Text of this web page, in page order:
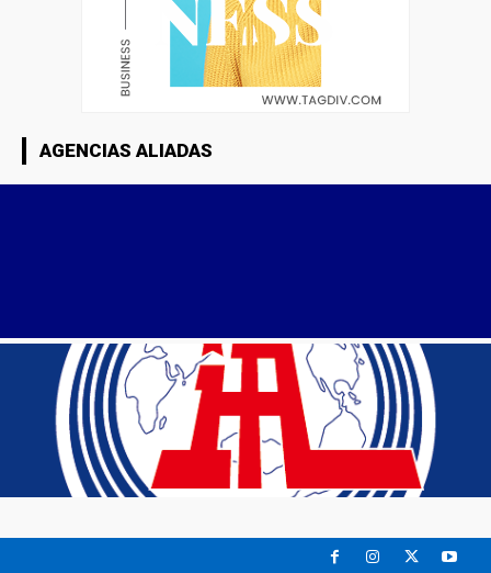
AGENCIAS ALIADAS